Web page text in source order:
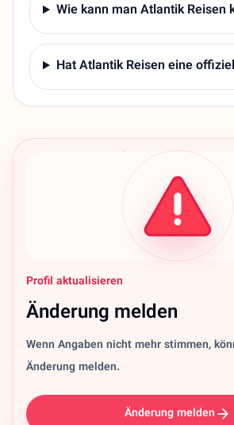
Wie kann man Atlantik Reisen
Hat Atlantik Reisen eine
Profil aktualisieren
Änderung melden
Wenn Angaben nicht mehr stimmen,
Änderung melden.
Änderung melden